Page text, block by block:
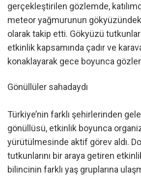
gerçekleştirilen gözlemde,
meteor yağmurunun
olarak takip etti. Gökyüzü
etkinlik kapsamında çadır ve
konaklayarak gece boyunca
Gönüllüler sahadaydı
Türkiye’nin farklı şehirlerinden
gönüllüsü, etkinlik boyunca
yürütülmesinde aktif görev aldı.
tutkunlarını bir araya getiren
bilincinin farklı yaş gruplarına